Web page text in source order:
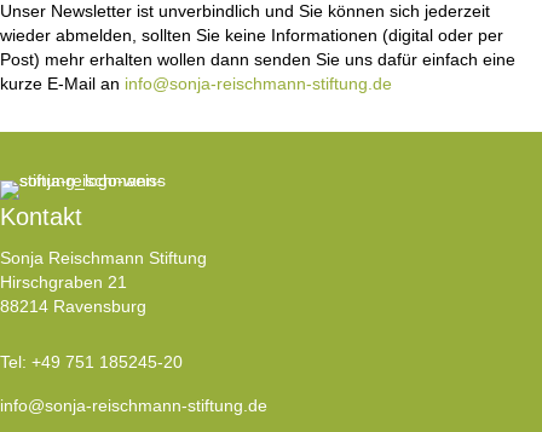
Unser Newsletter ist unverbindlich und Sie können sich jederzeit
wieder abmelden, sollten Sie keine Informationen (digital oder per
Post) mehr erhalten wollen dann senden Sie uns dafür einfach eine
kurze E-Mail an info@sonja-reischmann-stiftung.de
Kontakt
Sonja Reischmann Stiftung
Hirschgraben 21
88214 Ravensburg
Tel: +49 751 185245-20
info@sonja-reischmann-stiftung.de